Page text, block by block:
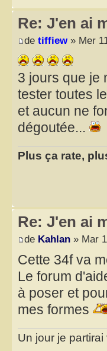
Re: J'en ai
de tiffiew» Mer
3 jours que je
tester toutes
et aucun ne
dégoutée...
Plus ça rate,
Re: J'en ai
de Kahlan » Mar
Cette 34f va
Le forum
à poser et
mes formes
Un jour je